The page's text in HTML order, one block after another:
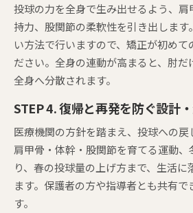
投球の力を全身で生み出せるよう、肩
持力、股関節の柔軟性を引き出しま
い方法で行いますので、矯正が初めて
ださい。全身の連動が高まると、肘
全身へ分散されます。
STEP 4. 復帰と再発を防ぐ設計
医療機関の方針を踏まえ、投球への戻
肩甲骨・体幹・股関節を育てる運動、
り、春の投球量の上げ方まで、生活に
ます。保護者の方や指導者とも共有
す。